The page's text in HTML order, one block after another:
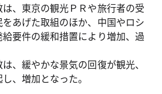
、東京の観光ＰＲや旅行者の受
あげた取組のほか、中国やロシ
要件の緩和措置により増加、過
、緩やかな景気の回復が観光、
、増加となった。